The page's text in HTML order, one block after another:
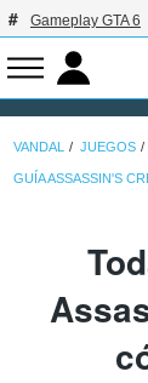
Gameplay GTA 6
VANDAL JUEGOS
GUÍA ASSASSIN'S